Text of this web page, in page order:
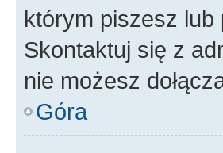
którym piszesz
Skontaktuj się z
nie możesz
Góra